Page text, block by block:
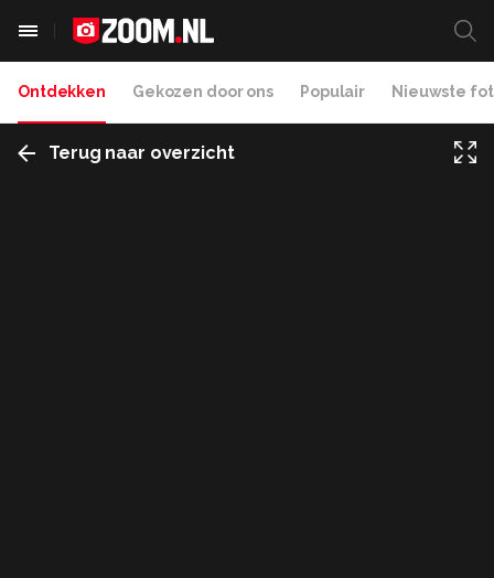
Ontdekken Gekozen door ons Populair Nieuwste
Terug naar overzicht